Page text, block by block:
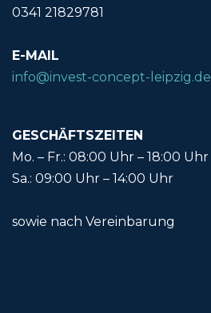
0341 21829781
E-MAIL
info@invest-concept-leipzig.de
GESCHÄFTSZEITEN
Mo. – Fr.: 08:00 Uhr – 18:00 Uhr
Sa.: 09:00 Uhr – 14:00 Uhr
sowie nach Vereinbarung